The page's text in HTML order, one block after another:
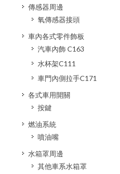
傳感器周邊
氧傳感器接頭
車內各式零件飾板
汽車內飾 C163
水杯架C111
車門內側拉手C171
各式車用開關
按鍵
燃油系統
噴油嘴
水箱罩周邊
其他車系水箱罩